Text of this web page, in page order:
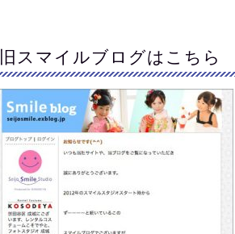
旧スマイルブログはこちら